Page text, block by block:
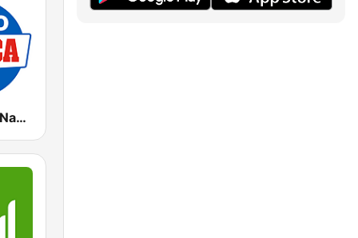
Radio Marca Nacional